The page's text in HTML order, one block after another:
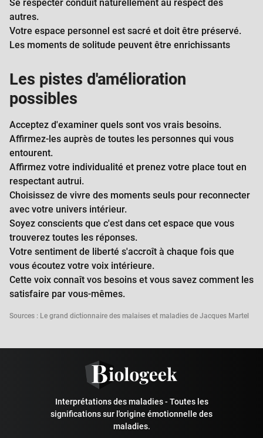
Se respecter conduit naturellement au respect des
autres.
Votre espace personnel est sacré et doit être préservé.
Les moments de solitude peuvent être enrichissants
Les pistes d'amélioration
possibles
Acceptez d'examiner quels sont vos vrais besoins.
Affirmez-les auprès de toutes les personnes qui vous
entourent.
Affirmez votre individualité et prenez votre place tout en
respectant autrui.
Choisissez de vivre des moments seuls pour reconnecter
avec votre univers intérieur.
Soyez conscients que c'est dans cet espace que vous
trouverez toutes les réponses.
Votre sentiment de liberté s'accroît à chaque fois que
vous écoutez votre voix intérieure.
Cette voix connaît vos besoins et vous savez comment les
satisfaire par vous-mêmes.
Sources : Le grand dictionnaire des malaises et maladies de Jacques Martel
Interprétations des maladies - Toutes les
significations sur l'origine émotionnelle des
maladies.